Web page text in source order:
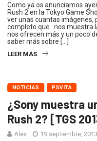
Como ya os anunciamos
Rush 2 en la Tokyo Game
ver unas cuantas imágenes,
completo que…nos muestra
nos ofrecen más y un poco
saber más sobre […]
LEER MÁS
NOTICIAS PSVITA
¿Sony muestra
Rush 2? [TGS
Alex 19 septiembre, 2013